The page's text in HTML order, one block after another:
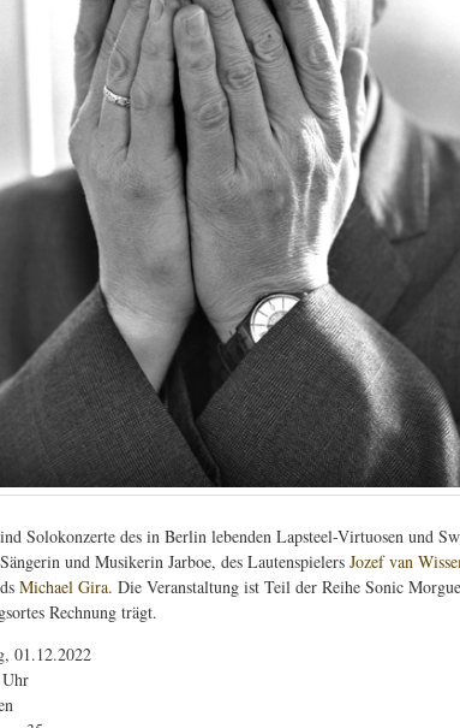
Solokonzerte des in Berlin lebenden Lapsteel-Virtuosen und
und Musikerin Jarboe, des LautenspielersJozef van
Michael Gira. Die Veranstaltung ist Teil der Reihe Sonic
Rechnung trägt.
01.12.2022